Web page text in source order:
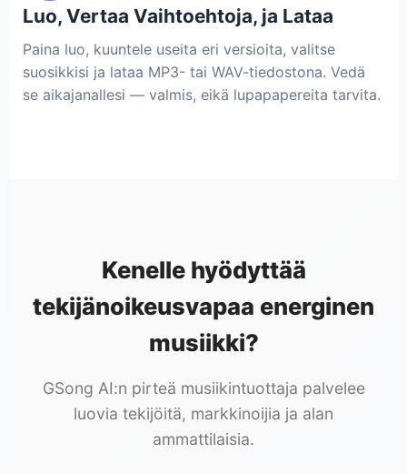
Luo, Vertaa Vaihtoehtoja, ja Lataa
Paina luo, kuuntele useita eri versioita, valitse
suosikkisi ja lataa MP3- tai WAV-tiedostona. Vedä
se aikajanallesi — valmis, eikä lupapapereita tarvita.
Kenelle hyödyttää
tekijänoikeusvapaa energinen
musiikki?
GSong AI:n pirteä musiikintuottaja palvelee
luovia tekijöitä, markkinoijia ja alan
ammattilaisia.